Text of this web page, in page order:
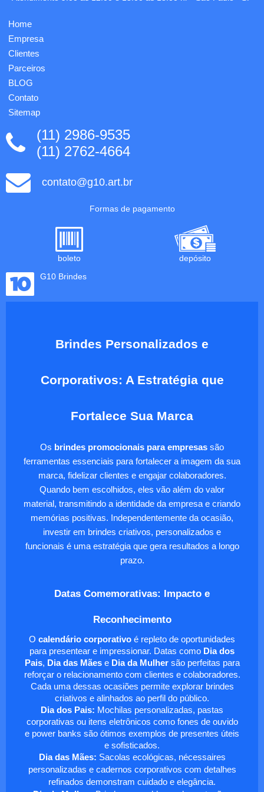
preta,
da
embalagem:
11x...
Home
Empresa
Clientes
Parceiros
BLOG
Contato
Sitemap
(11) 2986-9535
(11) 2762-4664
contato@g10.art.br
Formas de pagamento
boleto
depósito
G10 Brindes
Brindes Personalizados e
Corporativos: A Estratégia que
Fortalece Sua Marca
Os brindes promocionais para empresas são
ferramentas essenciais para fortalecer a imagem da sua
marca, fidelizar clientes e engajar colaboradores.
Quando bem escolhidos, eles vão além do valor
material, transmitindo a identidade da empresa e criando
memórias positivas. Independentemente da ocasião,
investir em brindes criativos, personalizados e
funcionais é uma estratégia que gera resultados a longo
prazo.
Datas Comemorativas: Impacto e
Reconhecimento
O calendário corporativo é repleto de oportunidades
para presentear e impressionar. Datas como Dia dos
Pais, Dia das Mãese Dia da Mulhersão perfeitas para
reforçar o relacionamento com clientes e colaboradores.
Cada uma dessas ocasiões permite explorar brindes
criativos e alinhados ao perfil do público.
Dia dos Pais: Mochilas personalizadas, pastas
corporativas ou itens eletrônicos como fones de ouvido
e power banks são ótimos exemplos de presentes úteis
e sofisticados.
Dia das Mães: Sacolas ecológicas, nécessaires
personalizadas e cadernos corporativos com detalhes
refinados demonstram cuidado e elegância.